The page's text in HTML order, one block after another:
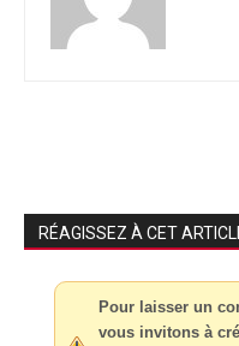
RÉAGISSEZ À CET
Pour laisser un
vous invitons à